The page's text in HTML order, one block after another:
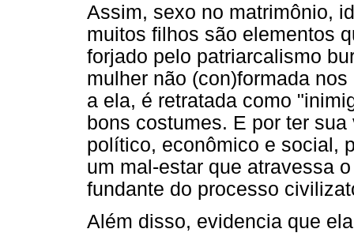
Assim, sexo no matrimônio,
muitos filhos são elementos
forjado pelo patriarcalismo
mulher não (con)formada
a ela, é retratada como
bons costumes. E por ter
político, econômico e social,
um mal-estar que atravessa
fundante do processo
Além disso, evidencia que